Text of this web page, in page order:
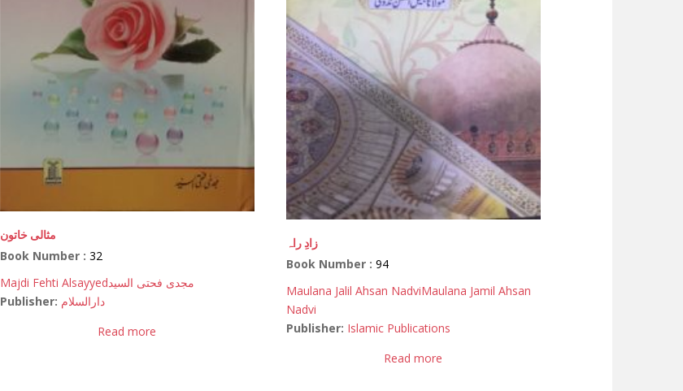
مثالی خاتون
Book Number :32
Majdi Fehti Alsayyedمجدی فحتی السید
Publisher: دارالسلام
Read more
زادِ راہ
Book Number :94
Maulana Jalil Ahsan NadviMaulana Jamil Ahsan
Nadvi
Publisher: Islamic Publications
Read more